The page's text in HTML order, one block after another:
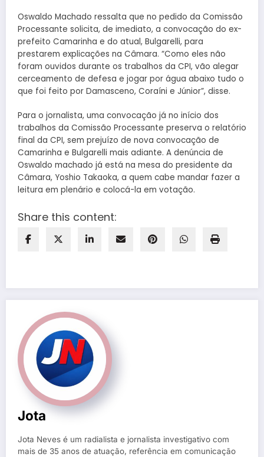
Oswaldo Machado ressalta que no pedido da Comissão
Processante solicita, de imediato, a convocação do ex-
prefeito Camarinha e do atual, Bulgarelli, para
prestarem explicações na Câmara. “Como eles não
foram ouvidos durante os trabalhos da CPI, vão alegar
cerceamento de defesa e jogar por água abaixo tudo o
que foi feito por Damasceno, Coraíni e Júnior”, disse.
Para o jornalista, uma convocação já no início dos
trabalhos da Comissão Processante preserva o relatório
final da CPI, sem prejuízo de nova convocação de
Camarinha e Bulgarelli mais adiante. A denúncia de
Oswaldo machado já está na mesa do presidente da
Câmara, Yoshio Takaoka, a quem cabe mandar fazer a
leitura em plenário e colocá-la em votação.
Share this content:
Jota
Jota Neves é um radialista e jornalista investigativo com
mais de 35 anos de atuação, referência em comunicação